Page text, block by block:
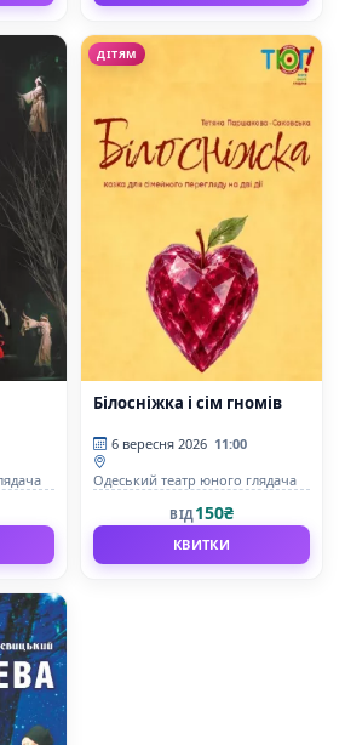
ДІТЯМ
Білосніжка і сім гномів
6 вересня 2026 11:00
Одеський театр юного глядача
ВІД150₴
КВИТКИ